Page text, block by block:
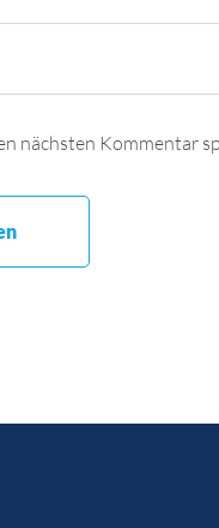
nächsten Kommentar